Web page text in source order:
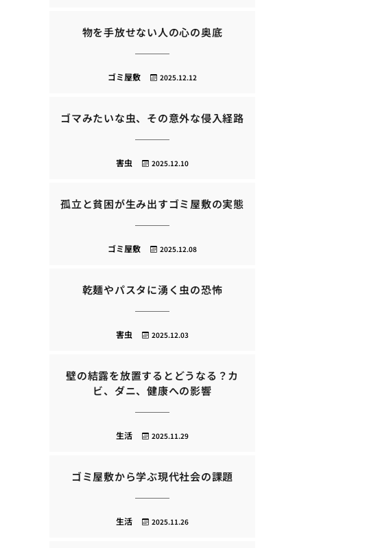
物を手放せない人の心の奥底
2025.12.12
ゴミ屋敷
ゴマみたいな虫、その意外な侵入経路
2025.12.10
害虫
孤立と貧困が生み出すゴミ屋敷の実態
2025.12.08
ゴミ屋敷
乾麺やパスタに湧く虫の恐怖
2025.12.03
害虫
壁の結露を放置するとどうなる？カ
ビ、ダニ、健康への影響
2025.11.29
生活
ゴミ屋敷から学ぶ現代社会の課題
2025.11.26
生活